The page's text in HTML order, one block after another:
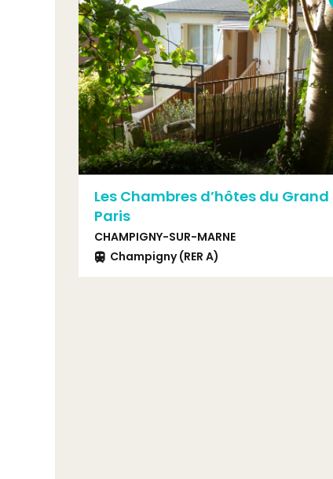
Les Chambres d’hôtes du Grand
Paris
CHAMPIGNY-SUR-MARNE
Champigny (RER A)